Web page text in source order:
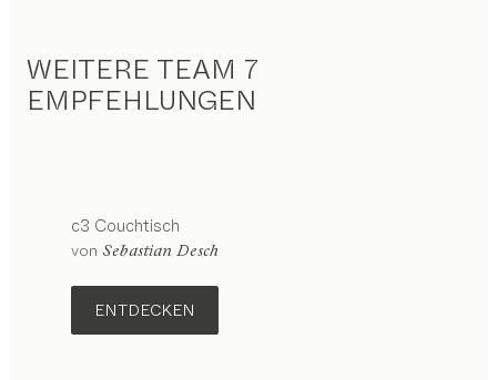
WEITERE TEAM 7
EMPFEHLUNGEN
c3 Couchtisch
von Sebastian Desch
ENTDECKEN